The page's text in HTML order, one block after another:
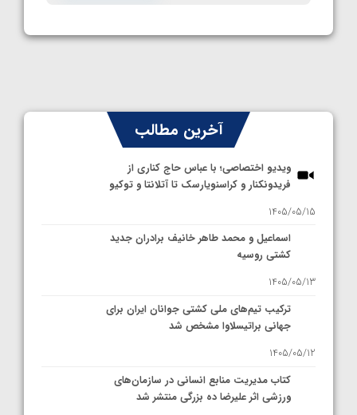
آخرین مطالب
ویدیو اختصاصی؛ با عباس حاج کناری از
فریدونکنار و کراسنویارسک تا آتلانتا و توکیو
1405/05/15
اسماعیل و محمد طاهر خانیف برادران جدید
کشتی روسیه
1405/05/13
ترکیب تیم‌های ملی کشتی جوانان ایران برای
جهانی براتیسلاوا مشخص شد
1405/05/12
کتاب مدیریت منابع انسانی در سازمان‌های
ورزشی اثر علیرضا ده بزرگی منتشر شد